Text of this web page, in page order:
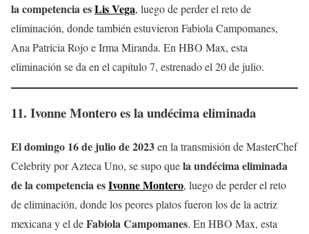
la competencia esLis Vega, luego de perder el reto de
eliminación, donde también estuvieron Fabiola Campomanes,
Ana Patricia Rojo e Irma Miranda. En HBO Max, esta
eliminación se da en el capítulo 7, estrenado el 20 de julio.
11. Ivonne Monteroes la undécima eliminada
El domingo 16 de julio de 2023en la transmisión de MasterChef
Celebrity por Azteca Uno, se supo quela undécima eliminada
de la competencia esIvonne Montero, luego de perder el reto
de eliminación, donde los peores platos fueron los de la actriz
mexicana y el deFabiola Campomanes. En HBO Max, esta